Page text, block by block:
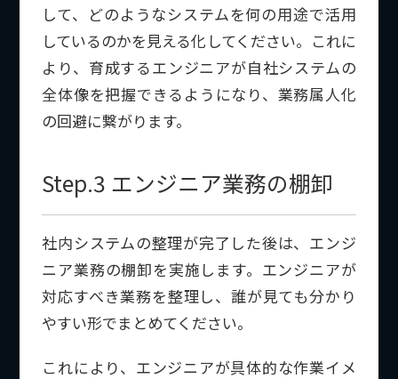
して、どのようなシステムを何の用途で活用
しているのかを見える化してください。これに
より、育成するエンジニアが自社システムの
全体像を把握できるようになり、業務属人化
の回避に繋がります。
Step.3 エンジニア業務の棚卸
社内システムの整理が完了した後は、エンジ
ニア業務の棚卸を実施します。エンジニアが
対応すべき業務を整理し、誰が見ても分かり
やすい形でまとめてください。
これにより、エンジニアが具体的な作業イメ